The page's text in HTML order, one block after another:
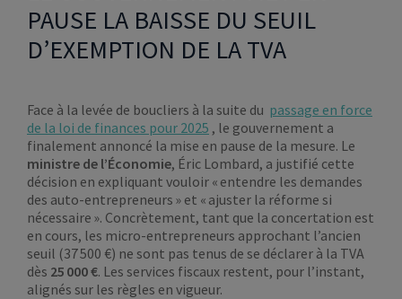
PAUSE LA BAISSE DU SEUIL
D’EXEMPTION DE LA TVA
Face à la levée de boucliers à la suite du passage en force
de la loi de finances pour 2025 , le gouvernement a
finalement annoncé la mise en pause de la mesure. Le
ministre de l’Économie, Éric Lombard, a justifié cette
décision en expliquant vouloir « entendre les demandes
des auto-entrepreneurs » et « ajuster la réforme si
nécessaire ». Concrètement, tant que la concertation est
en cours, les micro-entrepreneurs approchant l’ancien
seuil (37 500 €) ne sont pas tenus de se déclarer à la TVA
dès 25 000 €. Les services fiscaux restent, pour l’instant,
alignés sur les règles en vigueur.